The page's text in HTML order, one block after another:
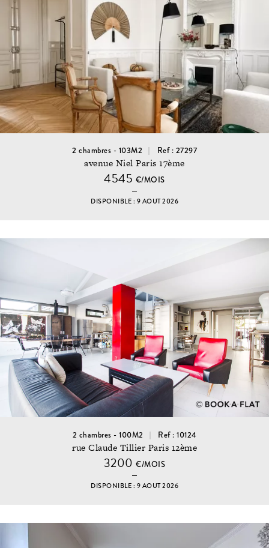
2 chambres - 103M2 Ref : 27297
avenue Niel Paris 17ème
4545 €/MOIS
DISPONIBLE : 9 AOUT 2026
2 chambres - 100M2 Ref : 10124
rue Claude Tillier Paris 12ème
3200€/MOIS
DISPONIBLE : 9 AOUT 2026